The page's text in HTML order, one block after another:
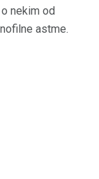
nekim od
astme.